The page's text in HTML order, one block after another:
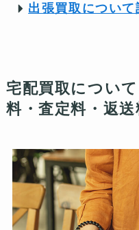
出張買取について
宅配買取につい
料・査定料・返